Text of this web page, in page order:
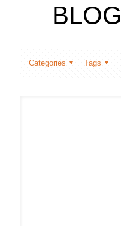
BLOG
Categories Tags